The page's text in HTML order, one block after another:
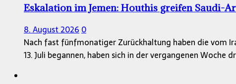
Eskalation im Jemen: Houthis greifen Saudi-
8. August 2026 0
Nach fast fünfmonatiger Zurückhaltung haben die vom
13. Juli begannen, haben sich in der vergangenen